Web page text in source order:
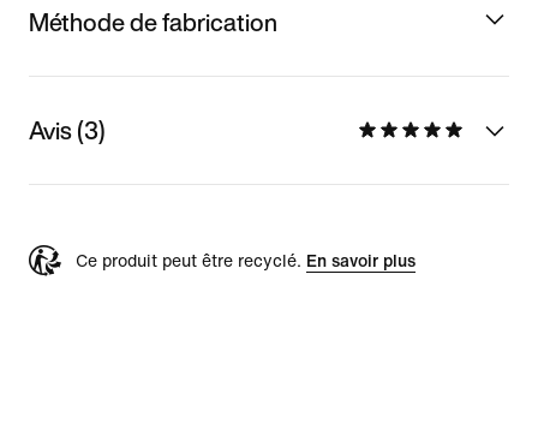
Méthode de fabrication
Avis (3)
Ce produit peut être recyclé. En savoir plus